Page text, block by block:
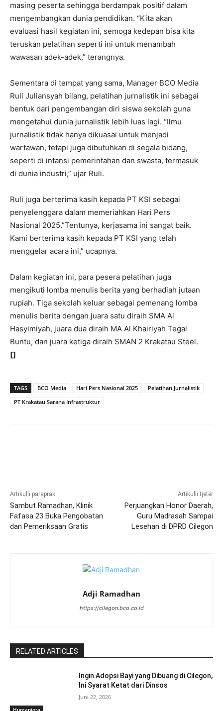
masing peserta sehingga berdampak positif dalam
mengembangkan dunia pendidikan. “Kita akan
evaluasi hasil kegiatan ini, semoga kedepan bisa kita
teruskan pelatihan seperti ini untuk menambah
wawasan adek-adek,” terangnya.
Sementara di tempat yang sama, Manager BCO Media
Ruli Juliansyah bilang, pelatihan jurnalistik ini sebagai
bentuk dari pengembangan diri siswa sekolah guna
mengetahui dunia jurnalistik lebih luas lagi. “Ilmu
jurnalistik tidak hanya dikuasai untuk menjadi
wartawan, tetapi juga dibutuhkan di segala bidang,
seperti di intansi pemerintahan dan swasta, termasuk
di dunia industri,” ujar Ruli.
Ruli juga berterima kasih kepada PT KSI sebagai
penyelenggara dalam memeriahkan Hari Pers
Nasional 2025.”Tentunya, kerjasama ini sangat baik.
Kami berterima kasih kepada PT KSI yang telah
menggelar acara ini,” ucapnya.
Dalam kegiatan ini, para pesera pelatihan juga
mengikuti lomba menulis berita yang berhadiah jutaan
rupiah. Tiga sekolah keluar sebagai pemenang lomba
menulis berita dengan juara satu diraih SMA Al
Hasyimiyah, juara dua diraih MA Al Khairiyah Tegal
Buntu, dan juara ketiga diraih SMAN 2 Krakatau Steel.
[]
TAGS BCO Media Hari Pers Nasional 2025
Pelatihan Jurnalistik
PT Krakatau Sarana Infrastruktur
Artikulli paraprak
Sambut Ramadhan, Klinik
Fafasa 23 Buka Pengobatan
dan Pemeriksaan Gratis
Artikulli tjetër
Perjuangkan Honor Daerah,
Guru Madrasah Sampai
Lesehan di DPRD Cilegon
Adji Ramadhan
https://cilegon.bco.co.id
RELATED ARTICLES
Humaniora
Ingin Adopsi Bayi yang Dibuang di Cilegon,
Ini Syarat Ketat dari Dinsos
Juni 22, 2026